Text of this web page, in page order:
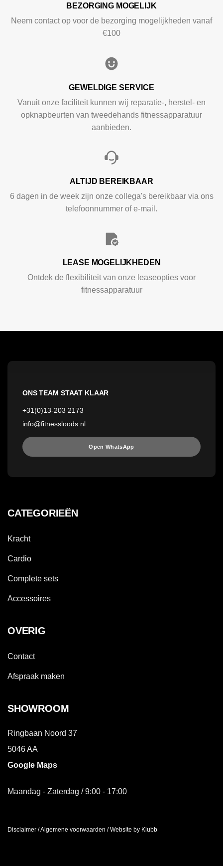
BEZORGING MOGELIJK
Neem contact op voor de bezorging mogelijkheden vanaf
€100
GEWELDIGE SERVICE
Vanuit onze faciliteit kunnen wij reparatie-, herstel- en
opknapbeurten van tweedehands fitnessapparatuur
aanbieden.
ALTIJD BEREIKBAAR
6 dagen in de week zijn onze collega's bereikbaar via ons
telefoonnummer of e-mail.
LEASE MOGELIJKHEDEN
Ontdek de flexibiliteit van onze leaseopties voor
fitnessapparatuur
ONS TEAM STAAT KLAAR
+31(0)13-203 2173
info@fitnessloods.nl
Open WhatsApp
CATEGORIEËN
Kracht
Cardio
Complete sets
Accessoires
OVERIG
Contact
Afspraak maken
SHOWROOM
Ringbaan Noord 37
5046 AA
Google Maps
Maandag - Zaterdag / 9:00 - 17:00
Disclaimer /Algemene voorwaarden /Website by Klubb